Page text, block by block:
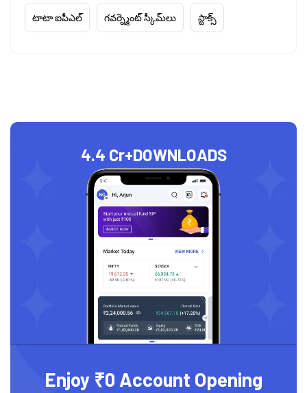
టాటా ఐపీఎల్ గవర్న్మెంట్ స్కీమ్‌లు స్టాక్స్
4.4 Cr+DOWNLOADS
Enjoy ₹0 Account Opening